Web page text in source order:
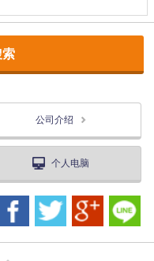
公司介绍
个人电脑